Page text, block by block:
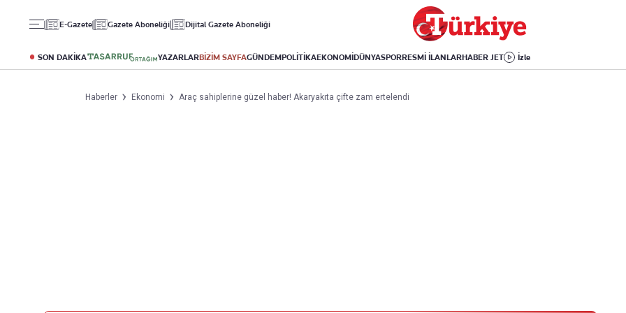
E-Gazete Gazete Aboneliği Dijital Gazete Aboneliği
SON DAKİKA YAZARLARBİZİM SAYFAGÜNDEMPOLİTİKAEKONOMİDÜNYASPORRESMİ İLANLARHABER JET İzle
Altın
Döviz
Kripto Para
Puan Durumu
Fikstür
Avrupa Ligi
Avrupa
Amerika
İsrail-Gazze
Yaşam
Sağlık
Yemek
Kitap
Haberler Ekonomi Araç sahiplerine güzel haber! Akaryakıta çifte zam ertelendi